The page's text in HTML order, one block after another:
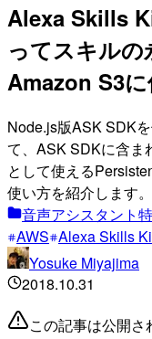
Alexa Skills
ってスキル
Amazon S3
Node.js版ASK SDK
て、ASK SDKに含ま
として使える
使い方を紹介します。
音声アシスタント
AWS Alexa Skills
Yosuke Miyajima
2018.10.31
この記事は公開